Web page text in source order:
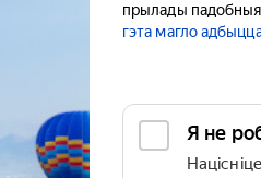
прылады
гэта магло
Я не